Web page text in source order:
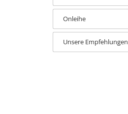
Onleihe
Unsere Empfehlungen